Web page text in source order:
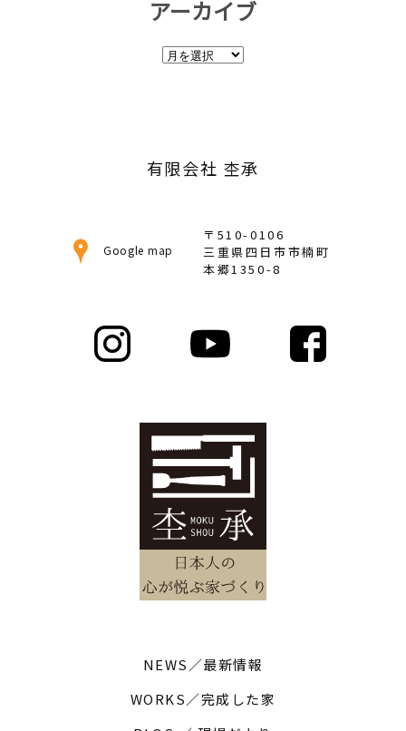
アーカイブ
ア
有限会社 杢承
Google map
〒510-0106
三重県四日市市楠町
本郷1350-8
NEWS／最新情報
WORKS／完成した家